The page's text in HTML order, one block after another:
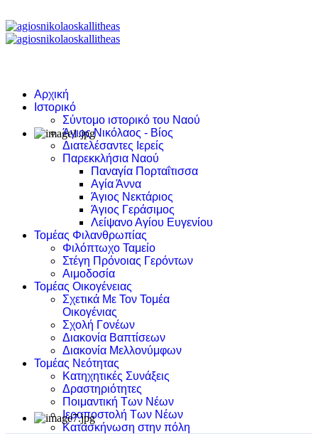
Αρχική
Ιστορικό
Σύντομο ιστορικό του Ναού
Άγιος Νικόλαος - Βίος
Διατελέσαντες Ιερείς
Παρεκκλήσια Ναού
Παναγία Πορταΐτισσα
Αγία Άννα
Άγιος Νεκτάριος
Άγιος Γεράσιμος
Λείψανο Αγίου Ευγενίου
Τομέας Φιλανθρωπίας
Φιλόπτωχο Ταμείο
Στέγη Πρόνοιας Γερόντων
Αιμοδοσία
Τομέας Οικογένειας
Σχετικά Με Τον Τομέα
Οικογένιας
Σχολή Γονέων
Διακονία Βαπτίσεων
Διακονία Μελλονύμφων
Τομέας Νεότητας
Κατηχητικές Συνάξεις
Δραστηριότητες
Ποιμαντική Των Νέων
Ιεραποστολή Των Νέων
Κατασκήνωση στην πόλη